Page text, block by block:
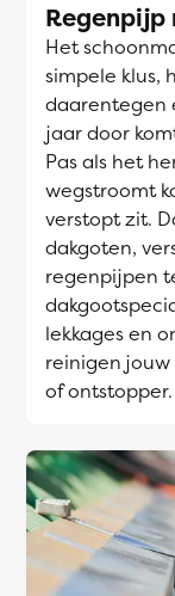
Regenpijp
Het
simpele klus,
daarentegen
jaar door
Pas als het
wegstroomt
verstopt zit.
dakgoten,
regenpijpen
lekkages en
reinigen
of ontstopper.